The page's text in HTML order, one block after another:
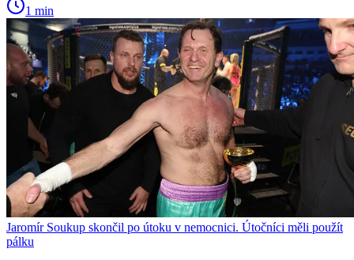
1 min
Jaromír Soukup skončil po útoku v nemocnici. Útočníci měli použít
pálku